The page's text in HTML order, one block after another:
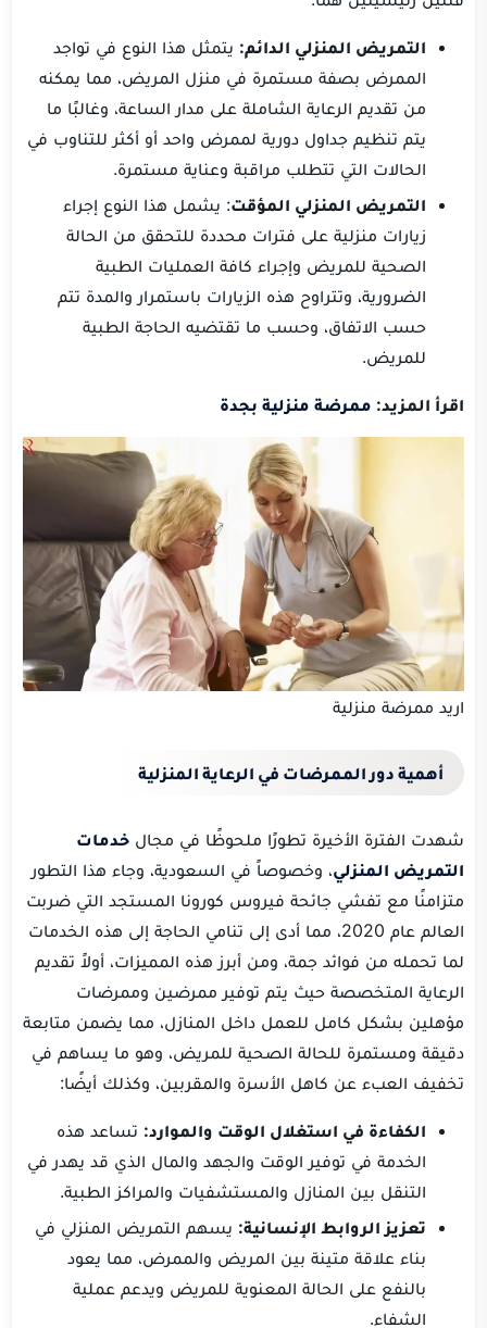
التمريض المنزلي الدائم: يتمثل هذا النوع في تواجد
الممرض بصفة مستمرة في منزل المريض، مما يمكنه
من تقديم الرعاية الشاملة على مدار الساعة، وغالبًا ما
يتم تنظيم جداول دورية لممرض واحد أو أكثر للتناوب في
الحالات التي تتطلب مراقبة وعناية مستمرة.
التمريض المنزلي المؤقت: يشمل هذا النوع إجراء
زيارات منزلية على فترات محددة للتحقق من الحالة
الصحية للمريض وإجراء كافة العمليات الطبية
الضرورية، وتتراوح هذه الزيارات باستمرار والمدة تتم
حسب الاتفاق، وحسب ما تقتضيه الحاجة الطبية
للمريض.
اقرأ المزيد: ممرضة منزلية بجدة
اريد ممرضة منزلية
أهمية دور الممرضات في الرعاية المنزلية
شهدت الفترة الأخيرة تطورًا ملحوظًا في مجال خدمات
التمريض المنزلي، وخصوصاً في السعودية، وجاء هذا التطور
متزامنًا مع تفشي جائحة فيروس كورونا المستجد التي ضربت
العالم عام 2020، مما أدى إلى تنامي الحاجة إلى هذه الخدمات
لما تحمله من فوائد جمة، ومن أبرز هذه المميزات، أولاً تقديم
الرعاية المتخصصة حيث يتم توفير ممرضين وممرضات
مؤهلين بشكل كامل للعمل داخل المنازل، مما يضمن متابعة
دقيقة ومستمرة للحالة الصحية للمريض، وهو ما يساهم في
تخفيف العبء عن كاهل الأسرة والمقربين، وكذلك أيضًا:
الكفاءة في استغلال الوقت والموارد: تساعد هذه
الخدمة في توفير الوقت والجهد والمال الذي قد يهدر في
التنقل بين المنازل والمستشفيات والمراكز الطبية.
تعزيز الروابط الإنسانية: يسهم التمريض المنزلي في
بناء علاقة متينة بين المريض والممرض، مما يعود
بالنفع على الحالة المعنوية للمريض ويدعم عملية
الشفاء.